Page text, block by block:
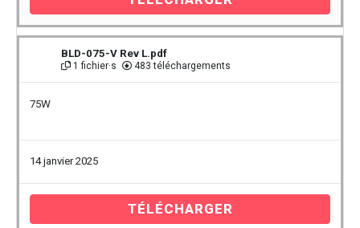
BLD-075-V Rev L.pdf
1 fichier·s 483 téléchargements
75W
14 janvier 2025
TÉLÉCHARGER